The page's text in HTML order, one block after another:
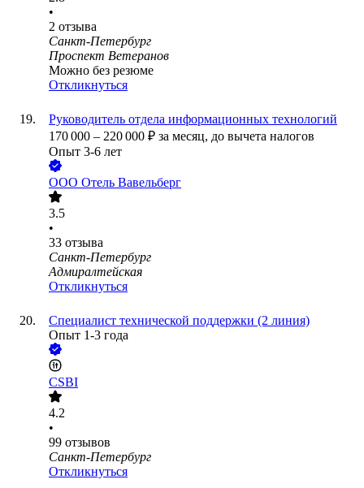
•
2 отзыва
Санкт-Петербург
Проспект Ветеранов
Можно без резюме
Откликнуться
Руководитель отдела информационных технологий
170 000 – 220 000 ₽ за месяц, до вычета налогов
Опыт 3-6 лет
ООО Отель Вавельберг
3.5
•
33 отзыва
Санкт-Петербург
Адмиралтейская
Откликнуться
Cпециалист технической поддержки (2 линия)
Опыт 1-3 года
CSBI
4.2
•
99 отзывов
Санкт-Петербург
Откликнуться